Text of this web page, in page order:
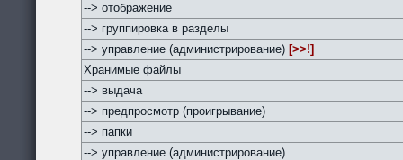
--> отображение
--> группировка в разделы
--> управление (администрирование) [>>!]
Хранимые файлы
--> выдача
--> предпросмотр (проигрывание)
--> папки
--> управление (администрирование)